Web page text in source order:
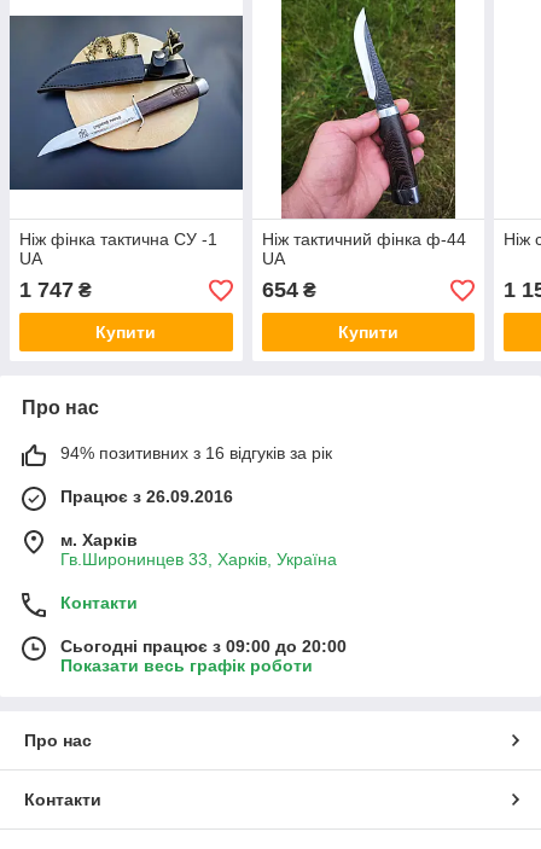
Ніж фінка тактична СУ -1
UA
1 747 ₴
Купити
Ніж тактичний фінка ф-44
UA
654₴
Купити
Ніж
1
Про нас
94% позитивних з 16 відгуків за рік
Працює з 26.09.2016
м. Харків
Гв.Широнинцев 33, Харків, Україна
Контакти
Сьогодні працює з 09:00 до 20:00
Показати весь графік роботи
Про нас
Контакти